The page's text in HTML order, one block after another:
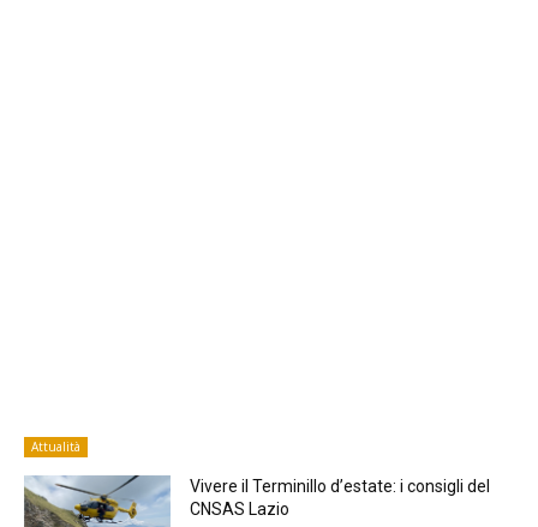
Attualità
Vivere il Terminillo d’estate: i consigli del
CNSAS Lazio